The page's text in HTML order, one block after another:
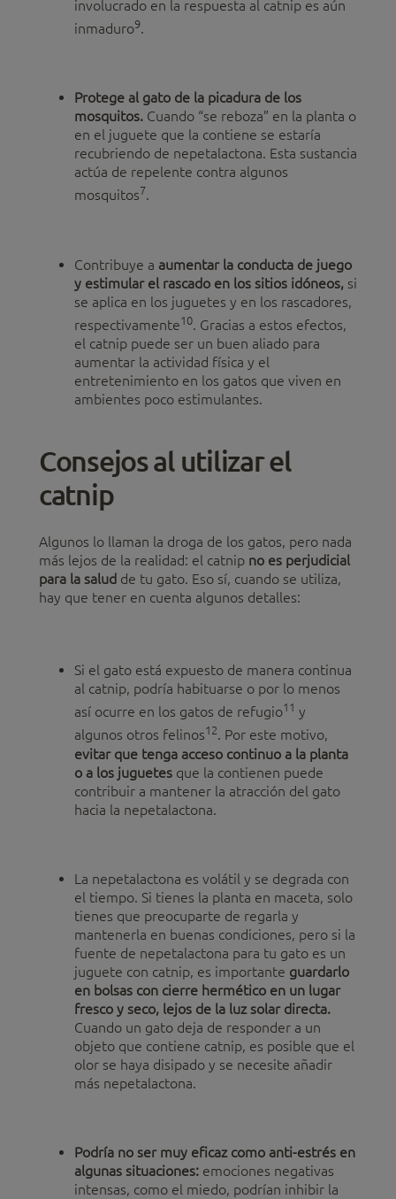
involucrado en la respuesta al catnip es aún
inmaduro9.
Protege al gato de la picadura de los
mosquitos. Cuando “se reboza” en la planta o
en el juguete que la contiene se estaría
recubriendo de nepetalactona. Esta sustancia
actúa de repelente contra algunos
mosquitos7.
Contribuye a aumentar la conducta de juego
y estimular el rascado en los sitios idóneos, si
se aplica en los juguetes y en los rascadores,
respectivamente10. Gracias a estos efectos,
el catnip puede ser un buen aliado para
aumentar la actividad física y el
entretenimiento en los gatos que viven en
ambientes poco estimulantes.
Consejos al utilizar el
catnip
Algunos lo llaman la droga de los gatos, pero nada
más lejos de la realidad: el catnip no es perjudicial
para la salud de tu gato. Eso sí, cuando se utiliza,
hay que tener en cuenta algunos detalles:
Si el gato está expuesto de manera continua
al catnip, podría habituarse o por lo menos
así ocurre en los gatos de refugio11 y
algunos otros felinos12. Por este motivo,
evitar que tenga acceso continuo a la planta
o a los juguetes que la contienen puede
contribuir a mantener la atracción del gato
hacia la nepetalactona.
La nepetalactona es volátil y se degrada con
el tiempo. Si tienes la planta en maceta, solo
tienes que preocuparte de regarla y
mantenerla en buenas condiciones, pero si la
fuente de nepetalactona para tu gato es un
juguete con catnip, es importante guardarlo
en bolsas con cierre hermético en un lugar
fresco y seco, lejos de la luz solar directa.
Cuando un gato deja de responder a un
objeto que contiene catnip, es posible que el
olor se haya disipado y se necesite añadir
más nepetalactona.
Podría no ser muy eficaz como anti-estrés en
algunas situaciones: emociones negativas
intensas, como el miedo, podrían inhibir la